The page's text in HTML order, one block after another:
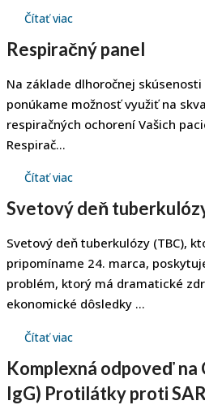
Čítať viac
Respiračný panel
Na základe dlhoročnej skúsenosti
ponúkame možnosť využiť na
respiračných ochorení Vašich
Respirač...
Čítať viac
Svetový deň
Svetový deň tuberkulózy (TBC),
pripomíname 24. marca,
problém, ktorý má dramatické
ekonomické dôsledky ...
Čítať viac
Komplexná odpoveď na
IgG) Protilátky proti